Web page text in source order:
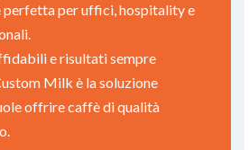
perfetta per uffici, hospitality e
e risultati sempre
Milk è la soluzione
offrire caffè di qualità